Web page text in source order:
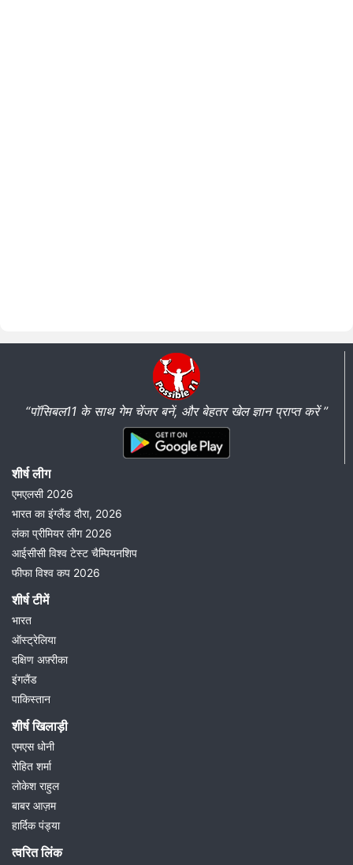
“पॉसिबल11 के साथ गेम चेंजर बनें, और बेहतर खेल ज्ञान प्राप्त करें ”
शीर्ष लीग
एमएलसी 2026
भारत का इंग्लैंड दौरा, 2026
लंका प्रीमियर लीग 2026
आईसीसी विश्व टेस्ट चैम्पियनशिप
फीफा विश्व कप 2026
शीर्ष टीमें
भारत
ऑस्ट्रेलिया
दक्षिण अफ़्रीका
इंगलैंड
पाकिस्तान
शीर्ष खिलाड़ी
एमएस धोनी
रोहित शर्मा
लोकेश राहुल
बाबर आज़म
हार्दिक पंड्या
त्वरित लिंक